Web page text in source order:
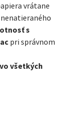
vrátane
s
pri správnom
všetkých